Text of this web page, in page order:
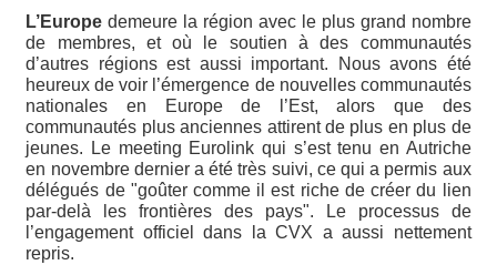
L’Europe demeure la région avec le plus grand nombre
de membres, et où le soutien à des communautés
d’autres régions est aussi important. Nous avons été
heureux de voir l’émergence de nouvelles communautés
nationales en Europe de l’Est, alors que des
communautés plus anciennes attirent de plus en plus de
jeunes. Le meeting Eurolink qui s’est tenu en Autriche
en novembre dernier a été très suivi, ce qui a permis aux
délégués de "goûter comme il est riche de créer du lien
par-delà les frontières des pays". Le processus de
l’engagement officiel dans la CVX a aussi nettement
repris.